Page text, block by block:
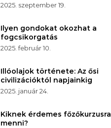
2025. szeptember 19.
Ilyen gondokat okozhat a
fogcsikorgatás
2025. február 10.
Illóolajok története: Az ősi
civilizációktól napjainkig
2025. január 24.
Kiknek érdemes főzőkurzusra
menni?